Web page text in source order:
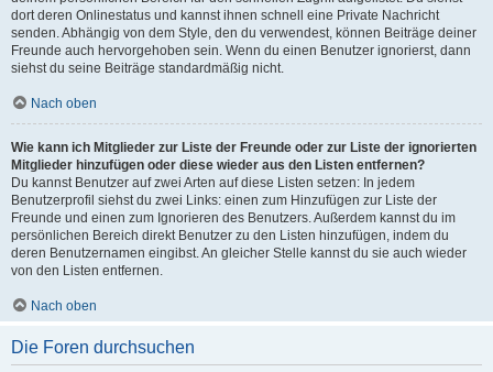
dort deren Onlinestatus und kannst ihnen schnell eine Private Nachricht
senden. Abhängig von dem Style, den du verwendest, können Beiträge deiner
Freunde auch hervorgehoben sein. Wenn du einen Benutzer ignorierst, dann
siehst du seine Beiträge standardmäßig nicht.
Nach oben
Wie kann ich Mitglieder zur Liste der Freunde oder zur Liste der ignorierten
Mitglieder hinzufügen oder diese wieder aus den Listen entfernen?
Du kannst Benutzer auf zwei Arten auf diese Listen setzen: In jedem
Benutzerprofil siehst du zwei Links: einen zum Hinzufügen zur Liste der
Freunde und einen zum Ignorieren des Benutzers. Außerdem kannst du im
persönlichen Bereich direkt Benutzer zu den Listen hinzufügen, indem du
deren Benutzernamen eingibst. An gleicher Stelle kannst du sie auch wieder
von den Listen entfernen.
Nach oben
Die Foren durchsuchen